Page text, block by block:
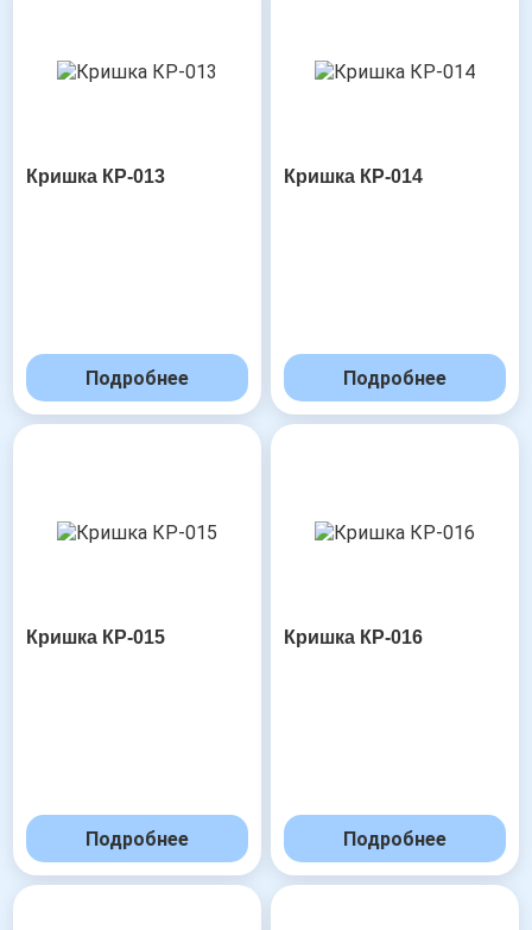
Кришка КР-013
Подробнее
Кришка КР-014
Подробнее
Кришка КР-015
Подробнее
Кришка КР-016
Подробнее